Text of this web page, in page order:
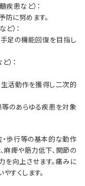
患など）：
に努めます。
）：
足の機能回復を目指し
）：
活動作を獲得し二次的
のあらゆる疾患を対象
・歩行等の基本的な動作
麻痺や筋力低下、関節の
を向上させます。痛みに
すくします。